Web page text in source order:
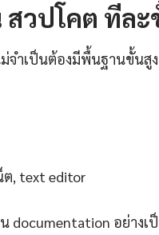
สวปโคต ทีล
จำเป็นต้องมีพื้นฐานขั้น
ต, text editor
documentation อย่างเ